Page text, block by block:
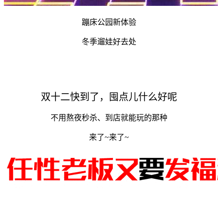
蹦床公园新体验
冬季遛娃好去处
双十二快到了，囤点儿什么好呢
不用熬夜秒杀、到店就能玩的那种
来了~来了~